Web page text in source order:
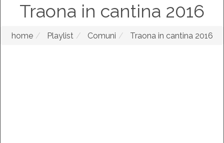
Traona in cantina 2016
home Playlist Comuni Traona in cantina 2016